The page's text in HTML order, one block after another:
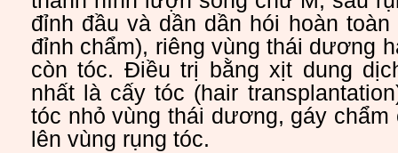
đỉnh đầu và dần dần hói hoàn
đỉnh chẩm), riêng vùng thái dương
còn tóc. Điều trị bằng xịt dung
nhất là cấy tóc (hair
tóc nhỏ vùng thái dương, gáy
lên vùng rụng tóc.